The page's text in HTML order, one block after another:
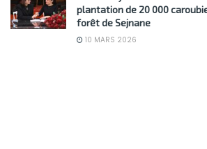
plantation de 20 000
forêt de Sejnane
10 MARS 2026